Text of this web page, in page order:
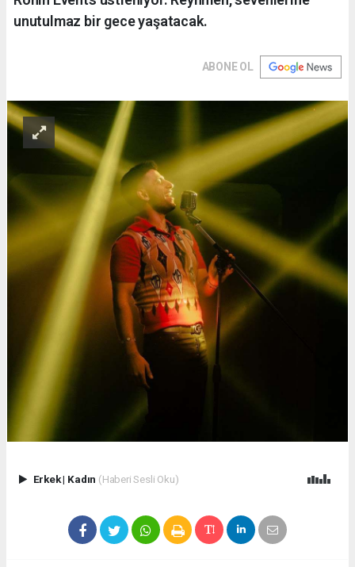
unutulmaz bir gece yaşatacak.
ABONE OL
Erkek| Kadın (Haberi Sesli Oku)